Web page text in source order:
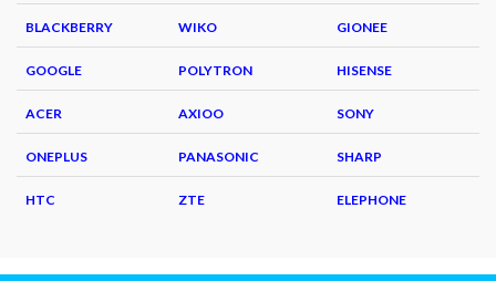
BLACKBERRY WIKO GIONEE
GOOGLE POLYTRON HISENSE
ACER AXIOO SONY
ONEPLUS PANASONIC SHARP
HTC ZTE ELEPHONE